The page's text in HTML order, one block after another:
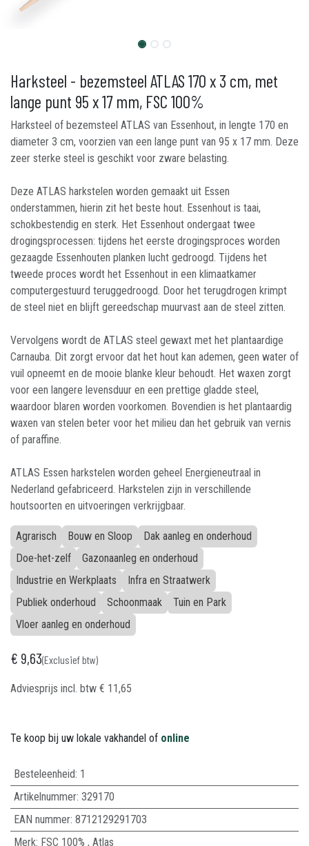
Harksteel - bezemsteel ATLAS 170 x 3 cm, met
lange punt 95 x 17 mm, FSC 100%
Harksteel of bezemsteel ATLAS van Essenhout, in lengte 170 en
diameter 3 cm, voorzien van een lange punt van 95 x 17 mm. Deze
zeer sterke steel is geschikt voor zware belasting.
Deze ATLAS harkstelen worden gemaakt uit Essen
onderstammen, hierin zit het beste hout. Essenhout is taai,
schokbestendig en sterk. Het Essenhout ondergaat twee
drogingsprocessen: tijdens het eerste drogingsproces worden
gezaagde Essenhouten planken lucht gedroogd. Tijdens het
tweede proces wordt het Essenhout in een klimaatkamer
computergestuurd teruggedroogd. Door het terugdrogen krimpt
de steel niet en blijft gereedschap muurvast aan de steel zitten.
Vervolgens wordt de ATLAS steel gewaxt met het plantaardige
Carnauba. Dit zorgt ervoor dat het hout kan ademen, geen water of
vuil opneemt en de mooie blanke kleur behoudt. Het waxen zorgt
voor een langere levensduur en een prettige gladde steel,
waardoor blaren worden voorkomen. Bovendien is het plantaardig
waxen van stelen beter voor het milieu dan het gebruik van vernis
of paraffine.
ATLAS Essen harkstelen worden geheel Energieneutraal in
Nederland gefabriceerd. Harkstelen zijn in verschillende
houtsoorten en uitvoeringen verkrijgbaar.
Agrarisch Bouw en Sloop
Dak aanleg en onderhoud
Doe-het-zelf
Gazonaanleg en onderhoud
Industrie en Werkplaats
Infra en Straatwerk
Publiek onderhoud
Schoonmaak
Tuin en Park
Vloer aanleg en onderhoud
€ 9,63(Exclusief btw)
Adviesprijs incl. btw € 11,65
Te koop bij uw lokale vakhandel of online
Besteleenheid: 1
Artikelnummer: 329170
EAN nummer: 8712129291703
Merk: FSC 100% , Atlas